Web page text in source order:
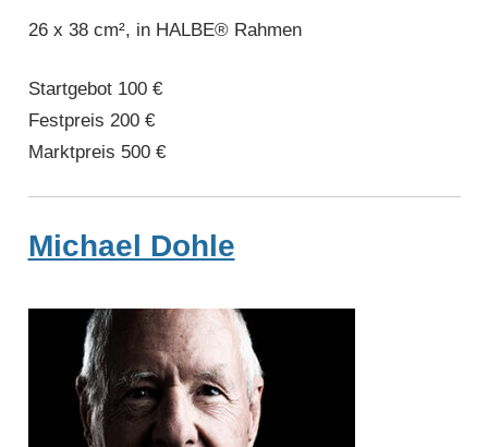
26 x 38 cm², in HALBE® Rahmen
Startgebot 100 €
Festpreis 200 €
Marktpreis 500 €
Michael Dohle